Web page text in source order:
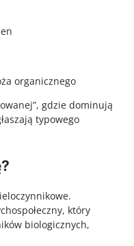
organicznego
gdzie dominują
typowego
który
biologicznych,